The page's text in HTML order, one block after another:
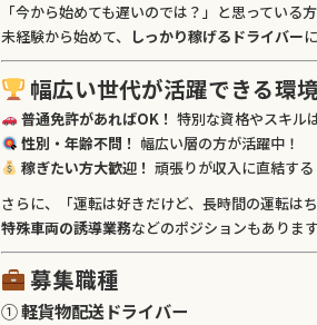
「今から始めても遅いのでは？」と思っている
未経験から始めて、 しっかり稼げるドライバー
幅広い世代が活躍できる環
普通免許があればOK！ 特別な資格やスキル
性別・年齢不問！ 幅広い層の方が活躍中！
稼ぎたい方大歓迎！ 頑張りが収入に直結する
さらに、「運転は好きだけど、長時間の運転は
特殊車両の誘導業務などのポジションもありま
募集職種
①軽貨物配送ドライバー